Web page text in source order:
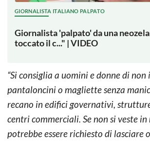
GIORNALISTA ITALIANO PALPATO
Giornalista 'palpato' da una
toccato il c..." | VIDEO
“Si consiglia a uomini e donne di non
pantaloncini o magliette senza
recano in edifici governativi,
centri commerciali. Se non si veste
potrebbe essere richiesto di lasciare